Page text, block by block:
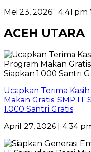
Mei 23, 2026 | 4:41 pm
ACEH UTARA
Ucapkan Terima
Makan Gratis, SMP IT
1.000 Santri Gratis
April 27, 2026 | 4:34